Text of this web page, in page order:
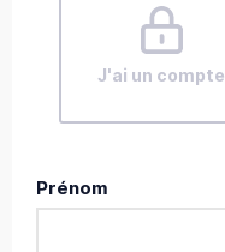
J'ai un compte
Prénom